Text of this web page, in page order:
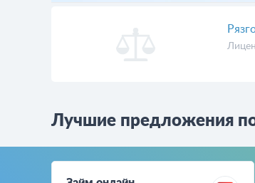
Лучшие предложения